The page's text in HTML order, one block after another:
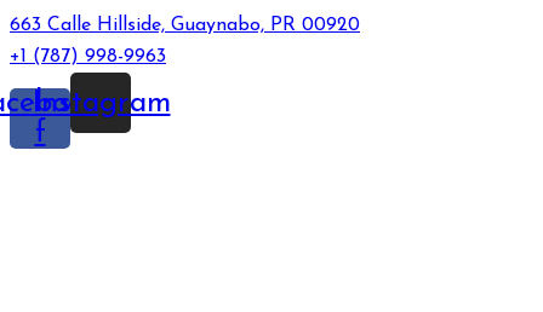
663 Calle Hillside, Guaynabo, PR 00920
+1 (787) 998-9963
f
Instagram